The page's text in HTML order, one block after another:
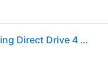
Volante PXN VD4 EU Set di Simulazione Gaming Direct Drive 4 Nm